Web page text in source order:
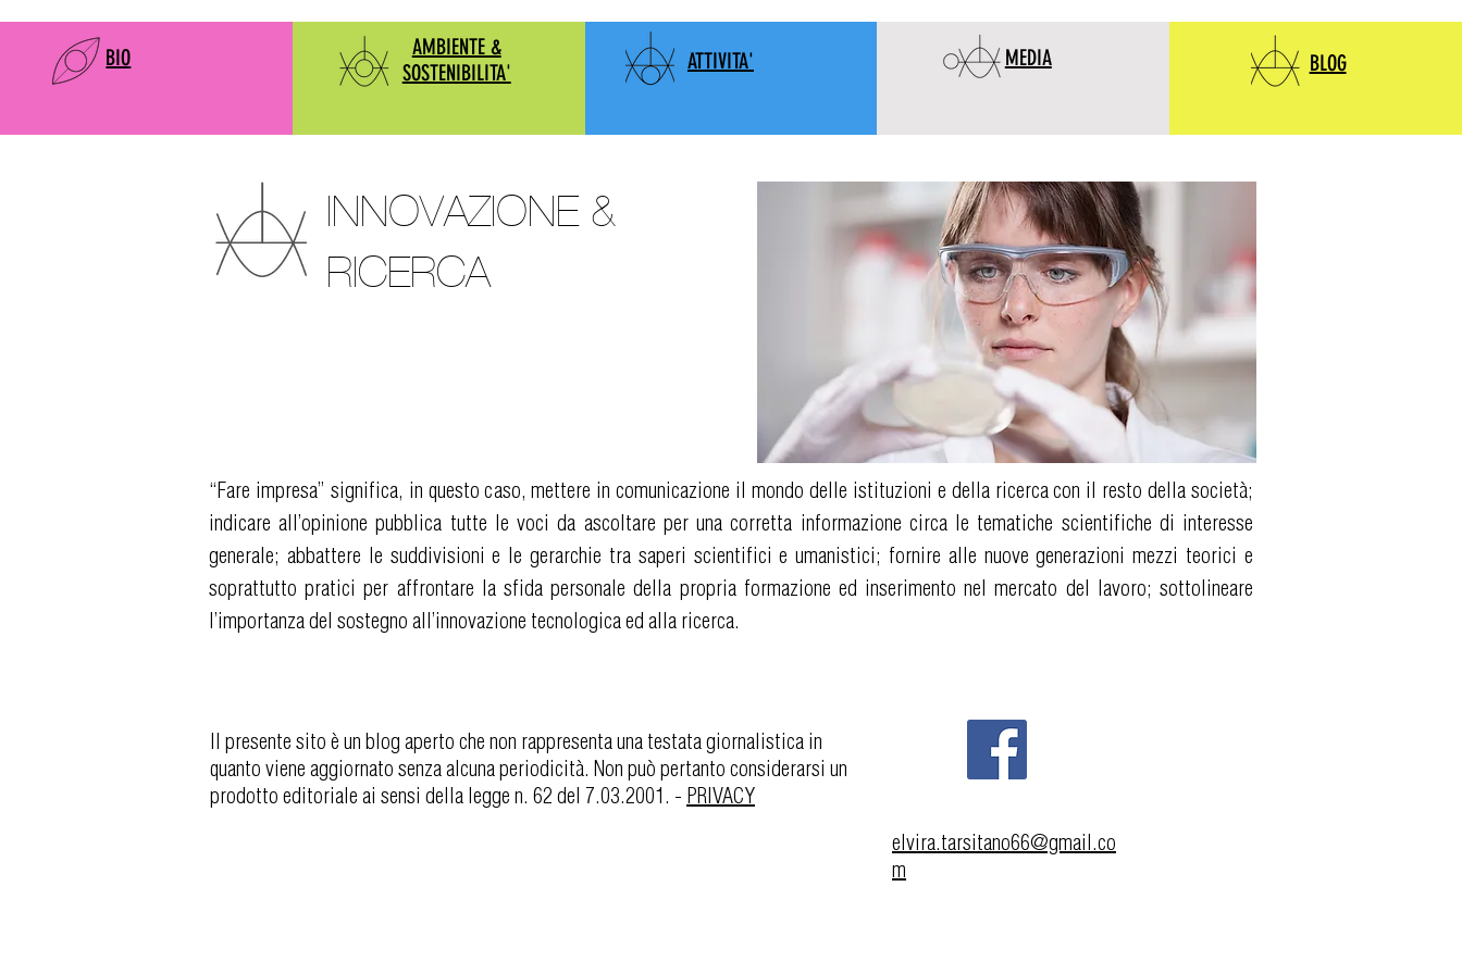
BIO
AMBIENTE &
SOSTENIBILITA'
ATTIVITA' MEDIA BLOG
INNOVAZIONE &
RICERCA
“Fare impresa” significa, in questo caso, mettere in comunicazione il mondo delle istituzioni e della ricerca con il resto della società;
indicare all’opinione pubblica tutte le voci da ascoltare per una corretta informazione circa le tematiche scientifiche di interesse
generale; abbattere le suddivisioni e le gerarchie tra saperi scientifici e umanistici; fornire alle nuove generazioni mezzi teorici e
soprattutto pratici per affrontare la sfida personale della propria formazione ed inserimento nel mercato del lavoro; sottolineare
l’importanza del sostegno all’innovazione tecnologica ed alla ricerca.
Il presente sito è un blog aperto che non rappresenta una testata giornalistica in
quanto viene aggiornato senza alcuna periodicità. Non può pertanto considerarsi un
prodotto editoriale ai sensi della legge n. 62 del 7.03.2001. - PRIVACY
elvira.tarsitano66@gmail.co
m